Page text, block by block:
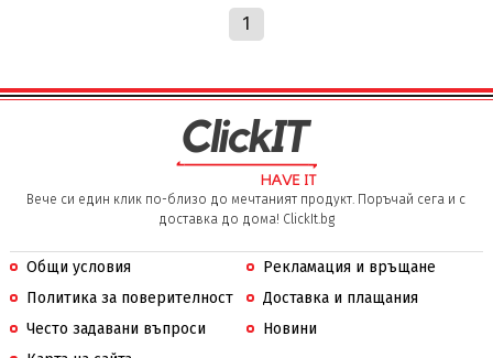
1
Вече си един клик по-близо до мечтаният продукт. Поръчай сега и с
доставка до дома! ClickIt.bg
Общи условия
Рекламация и връщане
Политика за поверителност
Доставка и плащания
Често задавани въпроси
Новини